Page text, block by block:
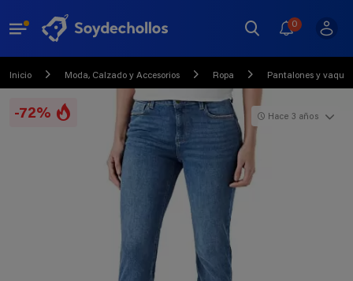
0
Inicio Moda, Calzado y Accesorios Ropa Pantalones y
-72% Hace 3 años